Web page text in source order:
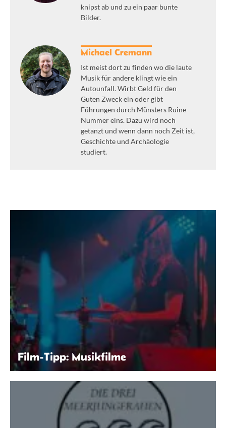
knipst ab und zu ein paar bunte
Bilder.
Michael Cremann
Ist meist dort zu finden wo die laute
Musik für andere klingt wie ein
Autounfall. Wirbt Geld für den
Guten Zweck ein oder gibt
Führungen durch Münsters Ruine
Nummer eins. Dazu wird noch
getanzt und wenn dann noch Zeit ist,
Geschichte und Archäologie
studiert.
Film-Tipp: Musikfilme